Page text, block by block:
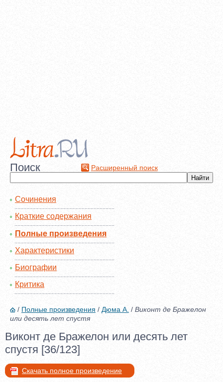
Поиск Расширенный поиск
Сочинения
Краткие содержания
Полные произведения
Характеристики
Биографии
Критика
/ Полные произведения / Дюма А. / Виконт де Бражелон
или десять лет спустя
Виконт де Бражелон или десять лет
спустя [36/123]
Скачать полное произведение